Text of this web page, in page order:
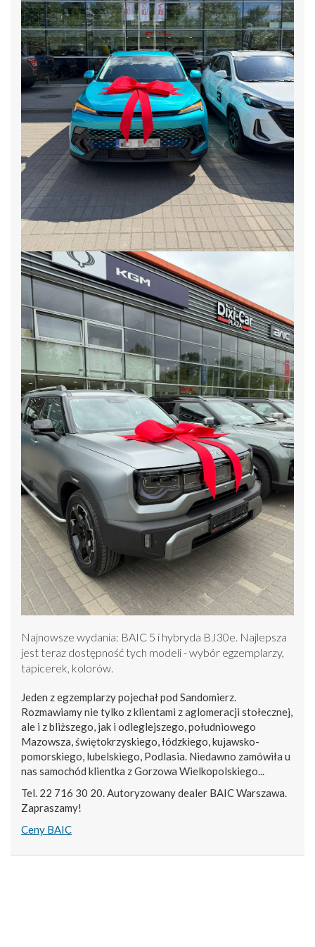
Najnowsze wydania: BAIC 5 i hybryda BJ30e. Najlepsza
jest teraz dostępność tych modeli - wybór egzemplarzy,
tapicerek, kolorów.
Jeden z egzemplarzy pojechał pod Sandomierz.
Rozmawiamy nie tylko z klientami z aglomeracji stołecznej,
ale i z bliższego, jak i odleglejszego, południowego
Mazowsza, świętokrzyskiego, łódzkiego, kujawsko-
pomorskiego, lubelskiego, Podlasia. Niedawno zamówiła u
nas samochód klientka z Gorzowa Wielkopolskiego...
Tel. 22 716 30 20. Autoryzowany dealer BAIC Warszawa.
Zapraszamy!
Ceny BAIC